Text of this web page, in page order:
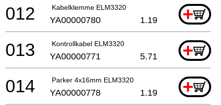
Kabelklemme ELM3320 +
012 YA00000780 1.19
Kontrollkabel ELM3320 +
013 YA00000771 5.71
Parker 4x16mm ELM3320 +
014 YA00000778 1.19